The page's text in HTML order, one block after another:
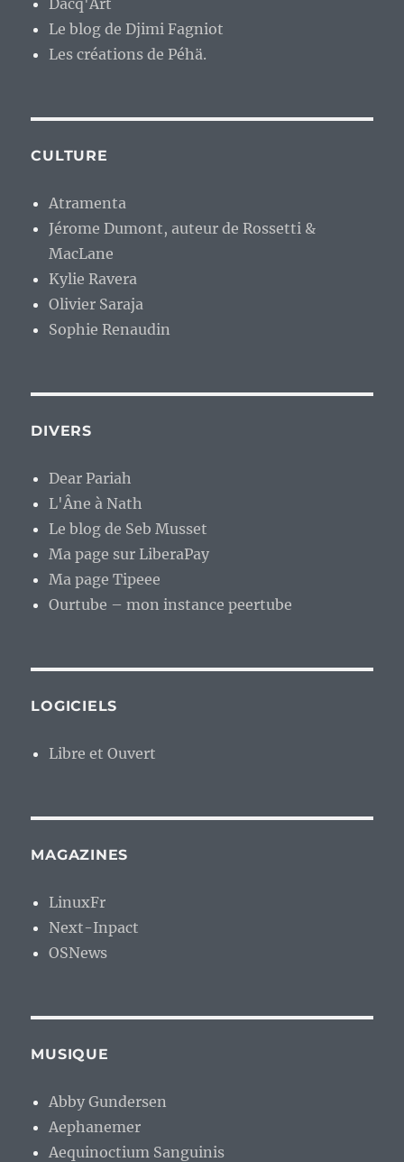
Dacq'Art
Le blog de Djimi Fagniot
Les créations de Péhä.
CULTURE
Atramenta
Jérome Dumont, auteur de Rossetti &
MacLane
Kylie Ravera
Olivier Saraja
Sophie Renaudin
DIVERS
Dear Pariah
L'Âne à Nath
Le blog de Seb Musset
Ma page sur LiberaPay
Ma page Tipeee
Ourtube – mon instance peertube
LOGICIELS
Libre et Ouvert
MAGAZINES
LinuxFr
Next-Inpact
OSNews
MUSIQUE
Abby Gundersen
Aephanemer
Aequinoctium Sanguinis